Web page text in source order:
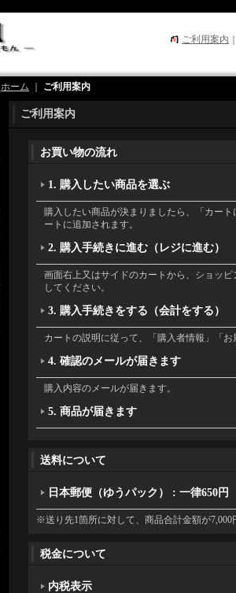
ご利用案内
ホーム ご利用案内
ご利用案内
お買い物の流れ
1. 購入したい商品を選ぶ
購入したい商品が決まりましたら、「カー
ートに追加されます。
2. 購入手続きに進む（レジに進む）
画面右上又はサイドのカートから、ショッ
してください。
3. 購入手続きをする（会計をする）
カートの説明に従って、「購入者情報」「
4. 確認のメールが届きます
購入内容のメールが届きます。
5. 商品が届きます
送料について
日本郵便（ゆうパック） : 一律650円
※送り先1箇所に対して、商品合計金額が7,000
税金について
内税表示